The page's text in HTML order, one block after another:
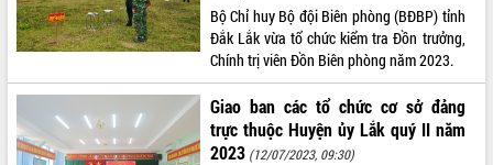
Bộ Chỉ huy Bộ đội Biên phòng (BĐBP) tỉnh
Đắk Lắk vừa tổ chức kiểm tra Đồn trưởng,
Chính trị viên Đồn Biên phòng năm 2023.
Giao ban các tổ chức cơ sở đảng
trực thuộc Huyện ủy Lắk quý II năm
2023 (12/07/2023, 09:30)